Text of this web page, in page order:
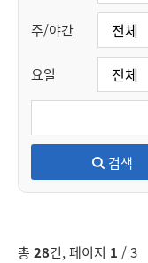
주/야간
요일
검색
총 28건, 페이지 1 / 3